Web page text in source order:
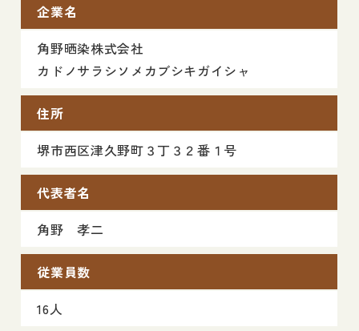
企業名
角野晒染株式会社
カドノサラシソメカブシキガイシャ
住所
堺市西区津久野町３丁３２番１号
代表者名
角野 孝二
従業員数
16人